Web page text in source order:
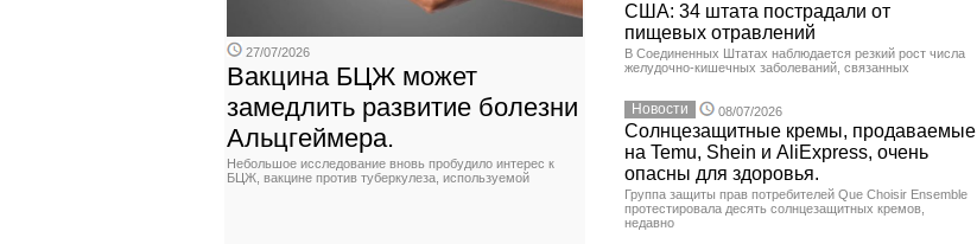
27/07/2026
Вакцина БЦЖ может
замедлить развитие болезни
Альцгеймера.
Небольшое исследование вновь пробудило интерес к
БЦЖ, вакцине против туберкулеза, используемой
США: 34 штата пострадали от
пищевых отравлений
В Соединенных Штатах наблюдается резкий рост числа
желудочно-кишечных заболеваний, связанных
Новости 08/07/2026
Солнцезащитные кремы, продаваемые
на Temu, Shein и AliExpress, очень
опасны для здоровья.
Группа защиты прав потребителей Que Choisir Ensemble
протестировала десять солнцезащитных кремов,
недавно